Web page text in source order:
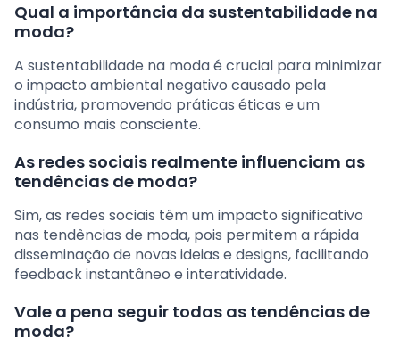
Qual a importância da sustentabilidade na
moda?
A sustentabilidade na moda é crucial para minimizar
o impacto ambiental negativo causado pela
indústria, promovendo práticas éticas e um
consumo mais consciente.
As redes sociais realmente influenciam as
tendências de moda?
Sim, as redes sociais têm um impacto significativo
nas tendências de moda, pois permitem a rápida
disseminação de novas ideias e designs, facilitando
feedback instantâneo e interatividade.
Vale a pena seguir todas as tendências de
moda?